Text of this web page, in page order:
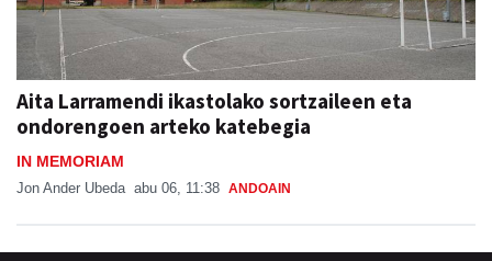
Aita Larramendi ikastolako sortzaileen eta
ondorengoen arteko katebegia
IN MEMORIAM
Jon Ander Ubeda abu 06, 11:38 ANDOAIN